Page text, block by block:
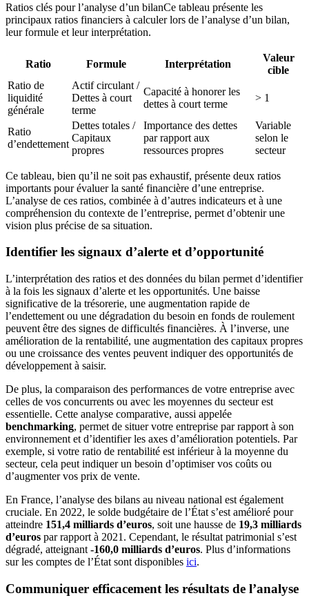
Ratios clés pour l’analyse d’un bilanCe tableau présente les
principaux ratios financiers à calculer lors de l’analyse d’un bilan,
leur formule et leur interprétation.
Ratio Formule Interprétation
Valeur
cible
Ratio de
liquidité
générale
Actif circulant /
Dettes à court
terme
Capacité à honorer les
dettes à court terme
> 1
Ratio
d’endettement
Dettes totales /
Capitaux
propres
Importance des dettes
par rapport aux
ressources propres
Variable
selon le
secteur
Ce tableau, bien qu’il ne soit pas exhaustif, présente deux ratios
importants pour évaluer la santé financière d’une entreprise.
L’analyse de ces ratios, combinée à d’autres indicateurs et à une
compréhension du contexte de l’entreprise, permet d’obtenir une
vision plus précise de sa situation.
Identifier les signaux d’alerte et d’opportunité
L’interprétation des ratios et des données du bilan permet d’identifier
à la fois les signaux d’alerte et les opportunités. Une baisse
significative de la trésorerie, une augmentation rapide de
l’endettement ou une dégradation du besoin en fonds de roulement
peuvent être des signes de difficultés financières. À l’inverse, une
amélioration de la rentabilité, une augmentation des capitaux propres
ou une croissance des ventes peuvent indiquer des opportunités de
développement à saisir.
De plus, la comparaison des performances de votre entreprise avec
celles de vos concurrents ou avec les moyennes du secteur est
essentielle. Cette analyse comparative, aussi appelée
benchmarking, permet de situer votre entreprise par rapport à son
environnement et d’identifier les axes d’amélioration potentiels. Par
exemple, si votre ratio de rentabilité est inférieur à la moyenne du
secteur, cela peut indiquer un besoin d’optimiser vos coûts ou
d’augmenter vos prix de vente.
En France, l’analyse des bilans au niveau national est également
cruciale. En 2022, le solde budgétaire de l’État s’est amélioré pour
atteindre 151,4 milliards d’euros, soit une hausse de 19,3 milliards
d’euros par rapport à 2021. Cependant, le résultat patrimonial s’est
dégradé, atteignant -160,0 milliards d’euros. Plus d’informations
sur les comptes de l’État sont disponibles ici.
Communiquer efficacement les résultats de l’analyse